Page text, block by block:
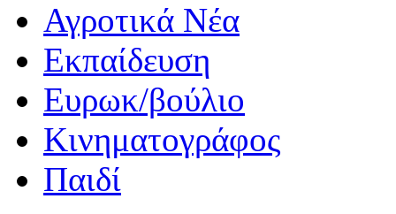
Αγροτικά Νέα
Εκπαίδευση
Ευρωκ/βούλιο
Κινηματογράφος
Παιδί